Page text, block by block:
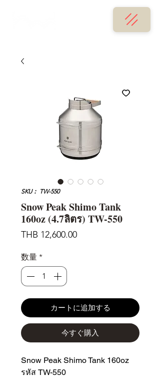
SKU： TW-550
Snow Peak Shimo Tank
160oz (4.7ลิตร) TW-550
THB 12,600.00価
数量 *
カートに追加する
今すぐ購入
Snow Peak Shimo Tank 160oz
รหัส TW-550